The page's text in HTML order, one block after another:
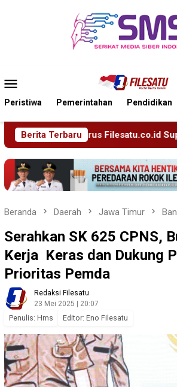
Mobile
Peristiwa Pemerintahan Pendidikan
Berita Terbaru
Supono, S.H. Menuju Tanah Suci,
Beranda Daerah Jawa Timur
Serahkan SK 625 CPNS,
Kerja Keras dan Dukung
Prioritas Pemda
Redaksi Filesatu
23 Mei 2025 | 20:07
Penulis: Hms Editor: Eno Filesatu